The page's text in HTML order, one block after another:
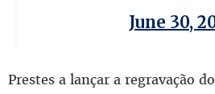
June 30,
Prestes a lançar a regravação